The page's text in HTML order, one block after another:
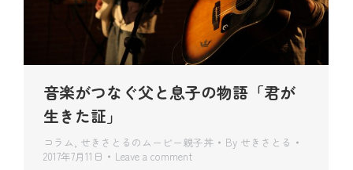
音楽がつなぐ父と息子の物語「君が
生きた証」
コラム せきさとるのムービー親子丼 By せきさとる
2017年7月11日
Leave a comment